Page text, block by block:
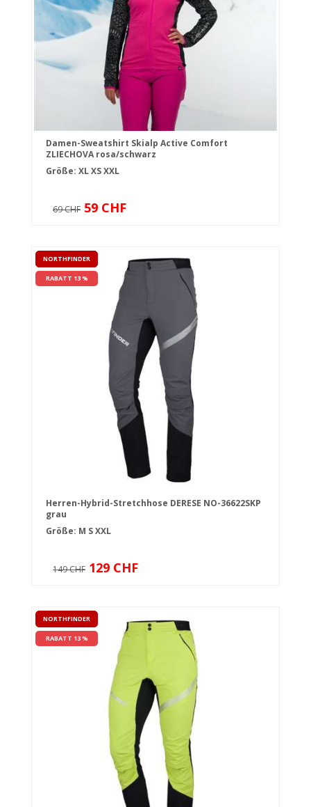
Damen-Sweatshirt Skialp Active Comfort
ZLIECHOVA rosa/schwarz
Größe: XLXSXXL
69 CHF 59 CHF
NORTHFINDER
RABATT 13 %
Herren-Hybrid-Stretchhose DERESE NO-36622SKP
grau
Größe: M SXXL
149 CHF 129 CHF
NORTHFINDER
RABATT 13 %